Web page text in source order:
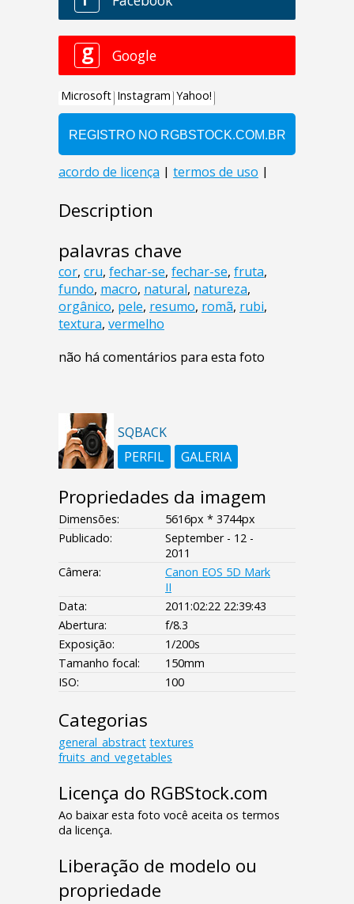
Description
palavras chave
cor, cru, fechar-se, fechar-se, fruta,
fundo, macro, natural, natureza,
orgânico, pele, resumo, romã, rubi,
textura, vermelho
não há comentários para esta foto
SQBACK
PERFIL
GALERIA
Propriedades da imagem
Dimensões:
5616px * 3744px
Publicado:
September - 12 -
2011
Câmera:
Canon EOS 5D Mark
II
Data:
2011:02:22 22:39:43
Abertura:
f/8.3
Exposição:
1/200s
Tamanho focal:
150mm
ISO:
100
Categorias
general_abstract textures
fruits_and_vegetables
Licença do RGBStock.com
Ao baixar esta foto você aceita os termos
da licença.
Liberação de modelo ou
propriedade